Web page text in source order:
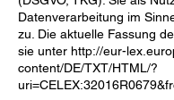
Datenverarbeitung im
zu. Die aktuelle Fassung
sie unter http://eur-
content/DE/TXT/HTML/?